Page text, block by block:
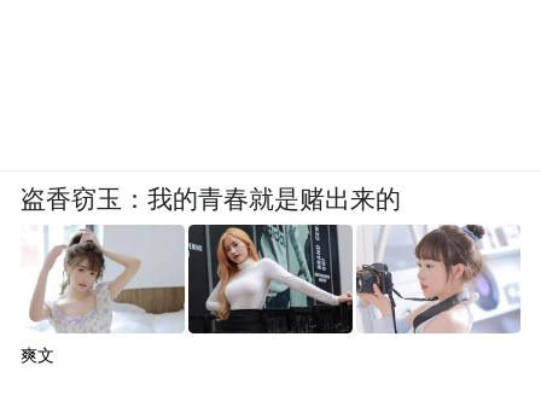
盗香窃玉：我的青春就是赌出来的
爽文